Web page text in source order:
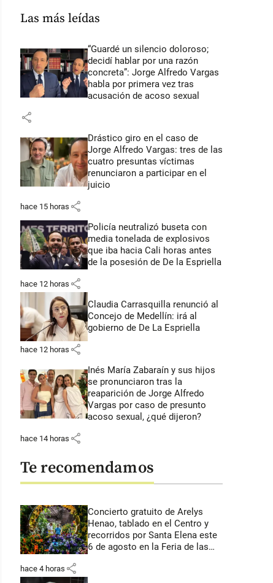
Las más leídas
“Guardé un silencio doloroso;
decidí hablar por una razón
concreta”: Jorge Alfredo Vargas
habla por primera vez tras
acusación de acoso sexual
share
Drástico giro en el caso de
Jorge Alfredo Vargas: tres de las
cuatro presuntas víctimas
renunciaron a participar en el
juicio
hace 15 horas share
Policía neutralizó buseta con
media tonelada de explosivos
que iba hacia Cali horas antes
de la posesión de De la Espriella
hace 12 horas share
Claudia Carrasquilla renunció al
Concejo de Medellín: irá al
gobierno de De La Espriella
hace 12 horas share
Inés María Zabaraín y sus hijos
se pronunciaron tras la
reaparición de Jorge Alfredo
Vargas por caso de presunto
acoso sexual, ¿qué dijeron?
hace 14 horas share
Te recomendamos
Concierto gratuito de Arelys
Henao, tablado en el Centro y
recorridos por Santa Elena este
6 de agosto en la Feria de las
hace 4 horas share